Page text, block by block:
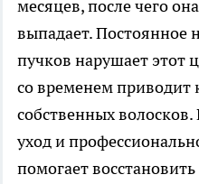
месяцев, после чего
выпадает. Постоянное
пучков нарушает этот
со временем приводит
собственных
уход и
помогает